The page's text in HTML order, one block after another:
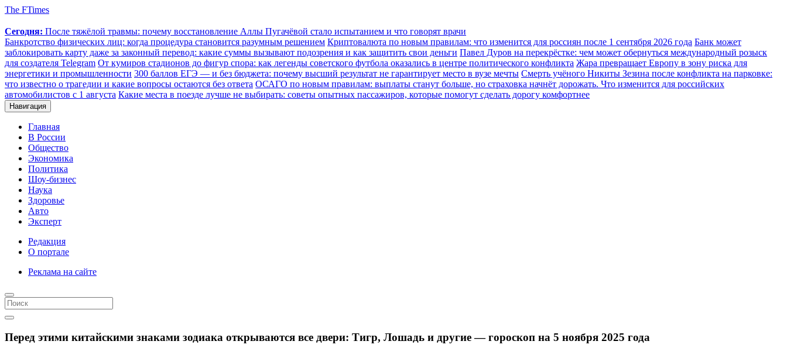
The FTimes
Сегодня: После тяжёлой травмы: почему восстановление Аллы Пугачёвой стало испытанием и что говорят врачи
Банкротство физических лиц: когда процедура становится разумным решением Криптовалюта по новым правилам: что изменится для россиян после 1 сентября 2026 года Банк может
заблокировать карту даже за законный перевод: какие суммы вызывают подозрения и как защитить свои деньги Павел Дуров на перекрёстке: чем может обернуться международный розыск
для создателя Telegram От кумиров стадионов до фигур спора: как легенды советского футбола оказались в центре политического конфликта Жара превращает Европу в зону риска для
энергетики и промышленности 300 баллов ЕГЭ — и без бюджета: почему высший результат не гарантирует место в вузе мечты Смерть учёного Никиты Зезина после конфликта на парковке:
что известно о трагедии и какие вопросы остаются без ответа ОСАГО по новым правилам: выплаты станут больше, но страховка начнёт дорожать. Что изменится для российских
автомобилистов с 1 августа Какие места в поезде лучше не выбирать: советы опытных пассажиров, которые помогут сделать дорогу комфортнее
Навигация
Главная
В России
Общество
Экономика
Политика
Шоу-бизнес
Наука
Здоровье
Авто
Эксперт
Редакция
О портале
Реклама на сайте
Перед этими китайскими знаками зодиака открываются все двери: Тигр, Лошадь и другие — гороскоп на 5 ноября 2025 года